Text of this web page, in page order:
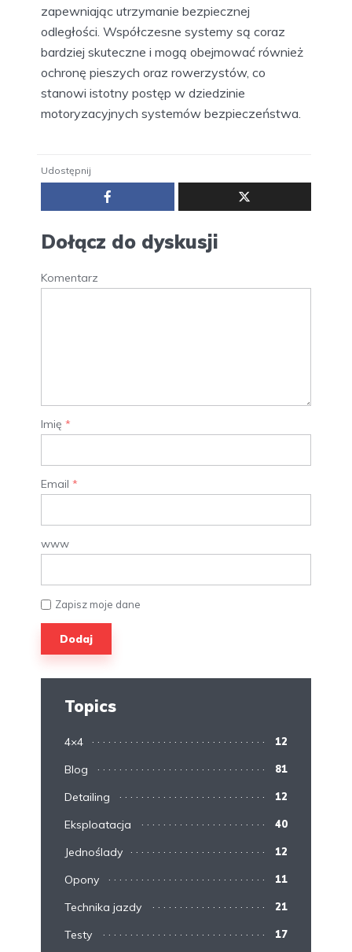
zapewniając utrzymanie bezpiecznej
odległości. Współczesne systemy są coraz
bardziej skuteczne i mogą obejmować również
ochronę pieszych oraz rowerzystów, co
stanowi istotny postęp w dziedzinie
motoryzacyjnych systemów bezpieczeństwa.
Udostępnij
Dołącz do dyskusji
Komentarz
Imię *
Email *
www
Zapisz moje dane
Topics
4×4 12
Blog 81
Detailing 12
Eksploatacja 40
Jednoślady 12
Opony 11
Technika jazdy 21
Testy 17